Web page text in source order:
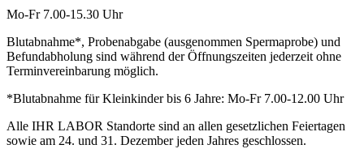
Mo-Fr 7.00-15.30 Uhr
Blutabnahme*, Probenabgabe (ausgenommen Spermaprobe) und
Befundabholung sind während der Öffnungszeiten jederzeit ohne
Terminvereinbarung möglich.
*Blutabnahme für Kleinkinder bis 6 Jahre: Mo-Fr 7.00-12.00 Uhr
Alle IHR LABOR Standorte sind an allen gesetzlichen Feiertagen
sowie am 24. und 31. Dezember jeden Jahres geschlossen.